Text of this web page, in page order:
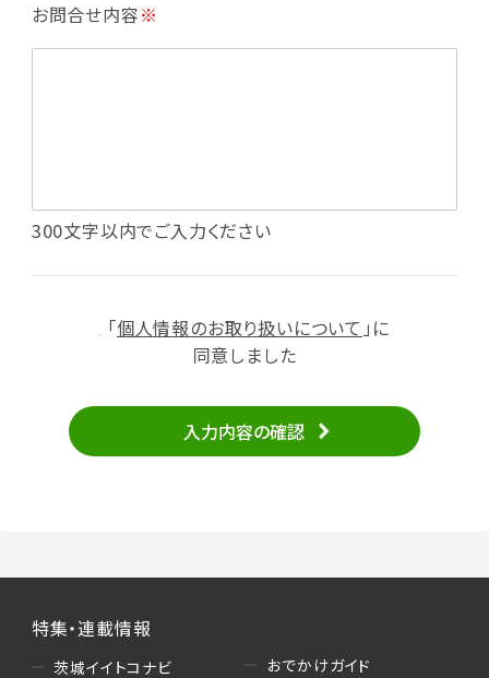
・メールマガジンの配信
・本サービスに関する規約等の変更の通知
・投稿したクチコミ情報、写真の本サービスへの
・メールマガジン、お知らせ、広告等の配信
（2）ユーザーからのお問い合わせへの対応
せの内容確認、返答
・当サービスの品質改善
・読者プレゼント、アンケート等、当サービスが実
施するキャンペーンの抽選、当選者への連絡及
お問合せ内容※
300文字以内でご入力ください
「個人情報のお取り扱いについて 」に
同意しました
入力内容の確認
特集・連載情報
茨城イイトコナビ
おでかけガイド